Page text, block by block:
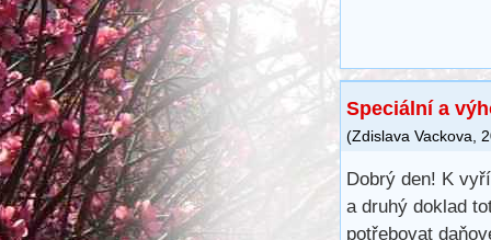
Speciální a
(Zdislava Vackova,
Dobrý den! K
a druhý doklad
potřebovat